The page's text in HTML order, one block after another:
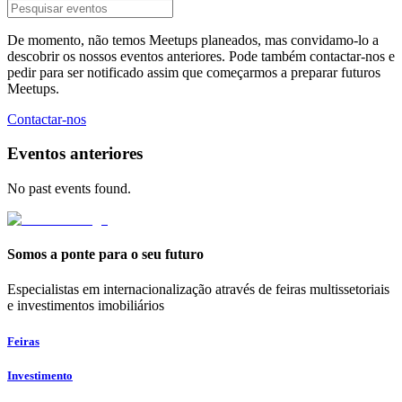
De momento, não temos Meetups planeados, mas convidamo-lo a
descobrir os nossos eventos anteriores. Pode também contactar-nos e
pedir para ser notificado assim que começarmos a preparar futuros
Meetups.
Contactar-nos
Eventos anteriores
No past events found.
Somos a ponte para o seu futuro
Especialistas em internacionalização através de feiras multissetoriais
e investimentos imobiliários
Feiras
Investimento